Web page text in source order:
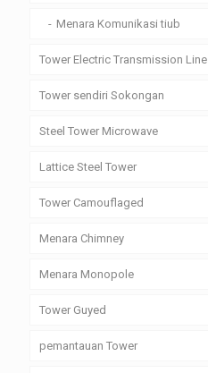
Menara Komunikasi tiub
Tower Electric Transmission Line
Tower sendiri Sokongan
Steel Tower Microwave
Lattice Steel Tower
Tower Camouflaged
Menara Chimney
Menara Monopole
Tower Guyed
pemantauan Tower